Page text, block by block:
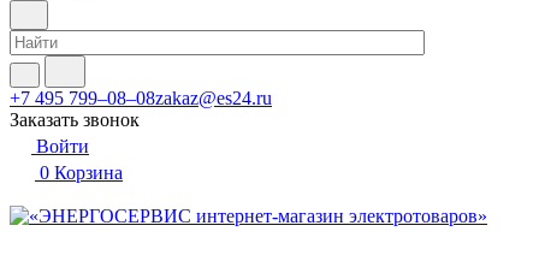
+7 495 799–08–08zakaz@es24.ru
Заказать звонок
Войти
0 Корзина